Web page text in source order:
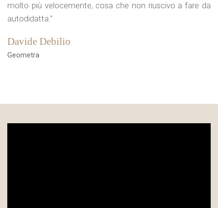
molto più velocemente, cosa che non riuscivo a fare da
autodidatta."
Davide Debilio
Geometra